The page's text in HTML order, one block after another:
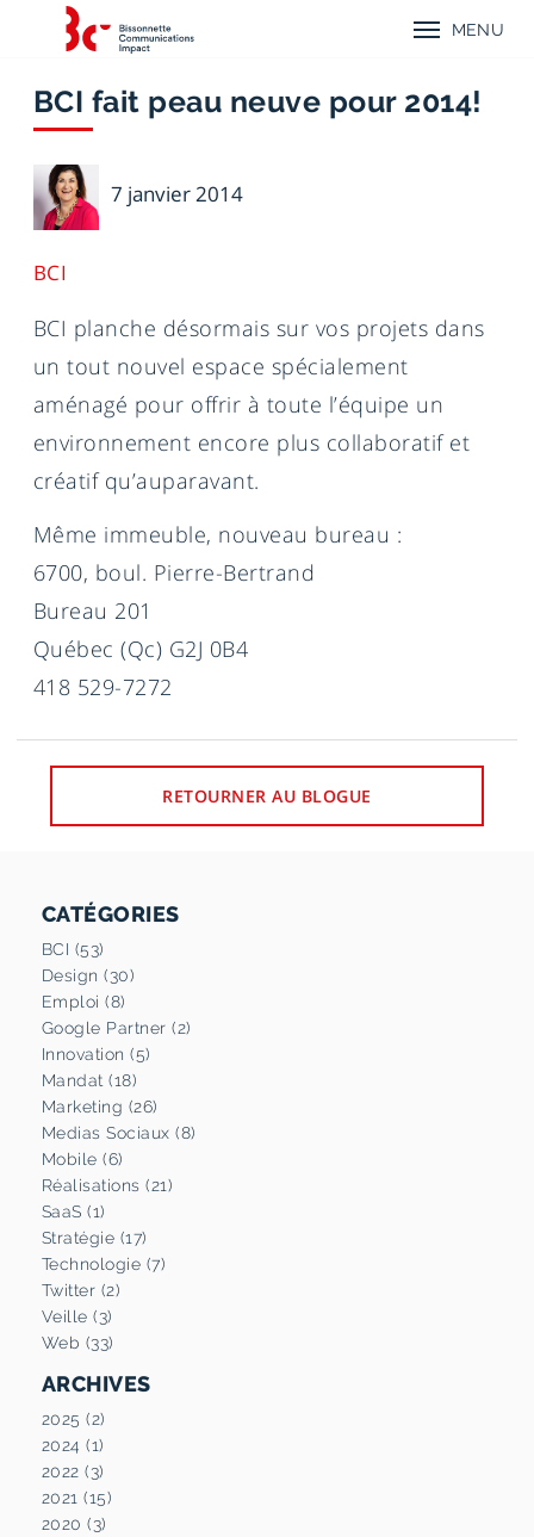
BCI fait peau neuve pour 2014!
Voyer
7 janvier 2014
BCI
BCI planche désormais sur vos projets dans
un tout nouvel espace spécialement
aménagé pour offrir à toute l’équipe un
environnement encore plus collaboratif et
créatif qu’auparavant.
Même immeuble, nouveau bureau :
6700, boul. Pierre-Bertrand
Bureau 201
Québec (Qc) G2J 0B4
418 529-7272
RETOURNER AU BLOGUE
CATÉGORIES
BCI (53)
Design (30)
Emploi (8)
Google Partner (2)
Innovation (5)
Mandat (18)
Marketing (26)
Medias Sociaux (8)
Mobile (6)
Réalisations (21)
SaaS (1)
Stratégie (17)
Technologie (7)
Twitter (2)
Veille (3)
Web (33)
ARCHIVES
2025 (2)
2024 (1)
2022 (3)
2021 (15)
2020 (3)
contenu
Communications
MENU